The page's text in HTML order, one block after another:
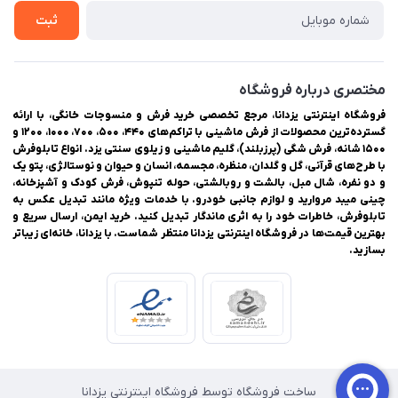
ثبت
مختصری درباره فروشگاه
فروشگاه اینترنتی یزدانا، مرجع تخصصی خرید فرش و منسوجات خانگی، با ارائه
گسترده‌ترین محصولات از فرش ماشینی با تراکم‌های ۴۴۰، ۵۰۰، ۷۰۰، ۱۰۰۰، ۱۲۰۰ و
۱۵۰۰ شانه، فرش شگی (پرزبلند)، گلیم ماشینی و زیلوی سنتی یزد. انواع تابلوفرش
با طرح‌های قرآنی، گل و گلدان، منظره، مجسمه، انسان و حیوان و نوستالژی، پتو یک
و دو نفره، شال مبل، بالشت و روبالشتی، حوله تنپوش، فرش کودک و آشپزخانه،
چینی میبد مروارید و لوازم جانبی خودرو. با خدمات ویژه مانند تبدیل عکس به
تابلوفرش، خاطرات خود را به اثری ماندگار تبدیل کنید. خرید ایمن، ارسال سریع و
بهترین قیمت‌ها در فروشگاه اینترنتی یزدانا منتظر شماست. با یزدانا، خانه‌ای زیباتر
بسازید.
ساخت فروشگاه توسط فروشگاه اینترنتی یزدانا